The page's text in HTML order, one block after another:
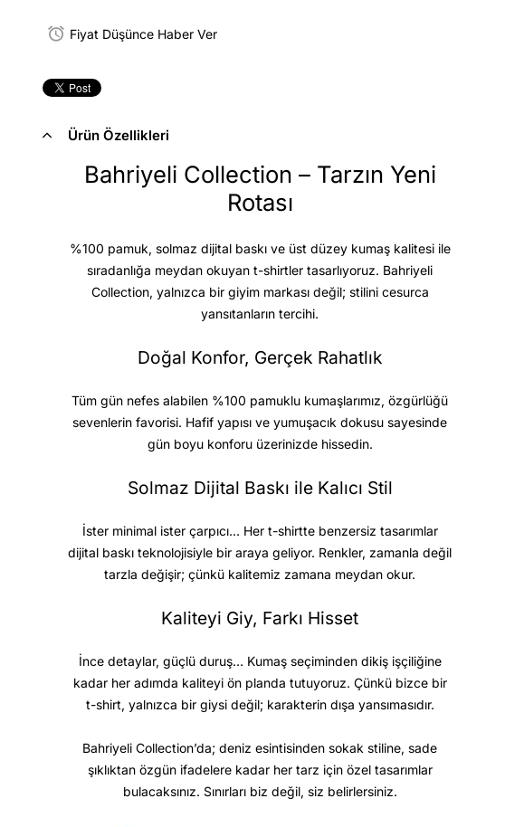
Fiyat Düşünce Haber Ver
Ürün Özellikleri
Bahriyeli Collection – Tarzın Yeni
Rotası
%100 pamuk, solmaz dijital baskı ve üst düzey kumaş kalitesiile
sıradanlığa meydan okuyan t-shirtler tasarlıyoruz. Bahriyeli
Collection, yalnızca bir giyim markası değil; stilini cesurca
yansıtanların tercihi.
Doğal Konfor, Gerçek Rahatlık
Tüm gün nefes alabilen %100 pamuklu kumaşlarımız, özgürlüğü
sevenlerin favorisi. Hafif yapısı ve yumuşacık dokusu sayesinde
gün boyu konforu üzerinizde hissedin.
Solmaz Dijital Baskı ile Kalıcı Stil
İster minimal ister çarpıcı… Her t-shirtte benzersiz tasarımlar
dijital baskı teknolojisiyle bir araya geliyor. Renkler, zamanla değil
tarzla değişir; çünkü kalitemiz zamana meydan okur.
Kaliteyi Giy, Farkı Hisset
İnce detaylar, güçlü duruş… Kumaş seçiminden dikiş işçiliğine
kadar her adımda kaliteyi ön planda tutuyoruz. Çünkü bizce bir
t-shirt, yalnızca bir giysi değil; karakterin dışa yansımasıdır.
Bahriyeli Collection’da; deniz esintisinden sokak stiline, sade
şıklıktan özgün ifadelere kadar her tarz için özel tasarımlar
bulacaksınız. Sınırları biz değil, siz belirlersiniz.